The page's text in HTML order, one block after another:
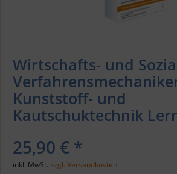
Wirtschafts- und
Kunststoff- und
Kautschuktechnik
25,90 € *
inkl. MwSt. zzgl. Versandkosten